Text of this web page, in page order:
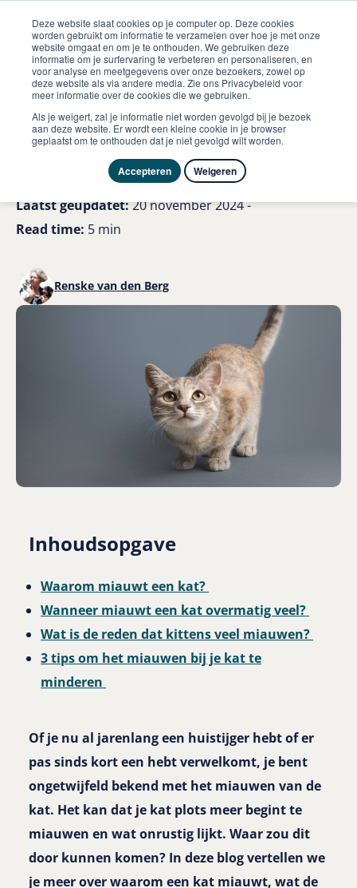
Deze website slaat cookies op je computer op. Deze cookies
worden gebruikt om informatie te verzamelen over hoe je met onze
website omgaat en om je te onthouden. We gebruiken deze
informatie om je surfervaring te verbeteren en personaliseren, en
voor analyse en meetgegevens over onze bezoekers, zowel op
deze website als via andere media. Zie ons Privacybeleid voor
meer informatie over de cookies die we gebruiken.
Als je weigert, zal je informatie niet worden gevolgd bij je bezoek
aan deze website. Er wordt een kleine cookie in je browser
geplaatst om te onthouden dat je niet gevolgd wilt worden.
Accepteren Weigeren
Kat Mijn kat miauwt veel en is onrustig waarom
Mijn kat miauwt veel en is
onrustig; waarom?
Laatst geüpdatet:20 november 2024 -
Read time: 5 min
Renske van den Berg
Inhoudsopgave
Waarom miauwt een kat?
Wanneer miauwt een kat overmatig veel?
Wat is de reden dat kittens veel miauwen?
3 tips om het miauwen bij je kat te
minderen
Of je nu al jarenlang een huistijger hebt of er
pas sinds kort een hebt verwelkomt, je bent
ongetwijfeld bekend met het miauwen van de
kat. Het kan dat je kat plots meer begint te
miauwen en wat onrustig lijkt. Waar zou dit
door kunnen komen? In deze blog vertellen we
je meer over waarom een kat miauwt, wat de